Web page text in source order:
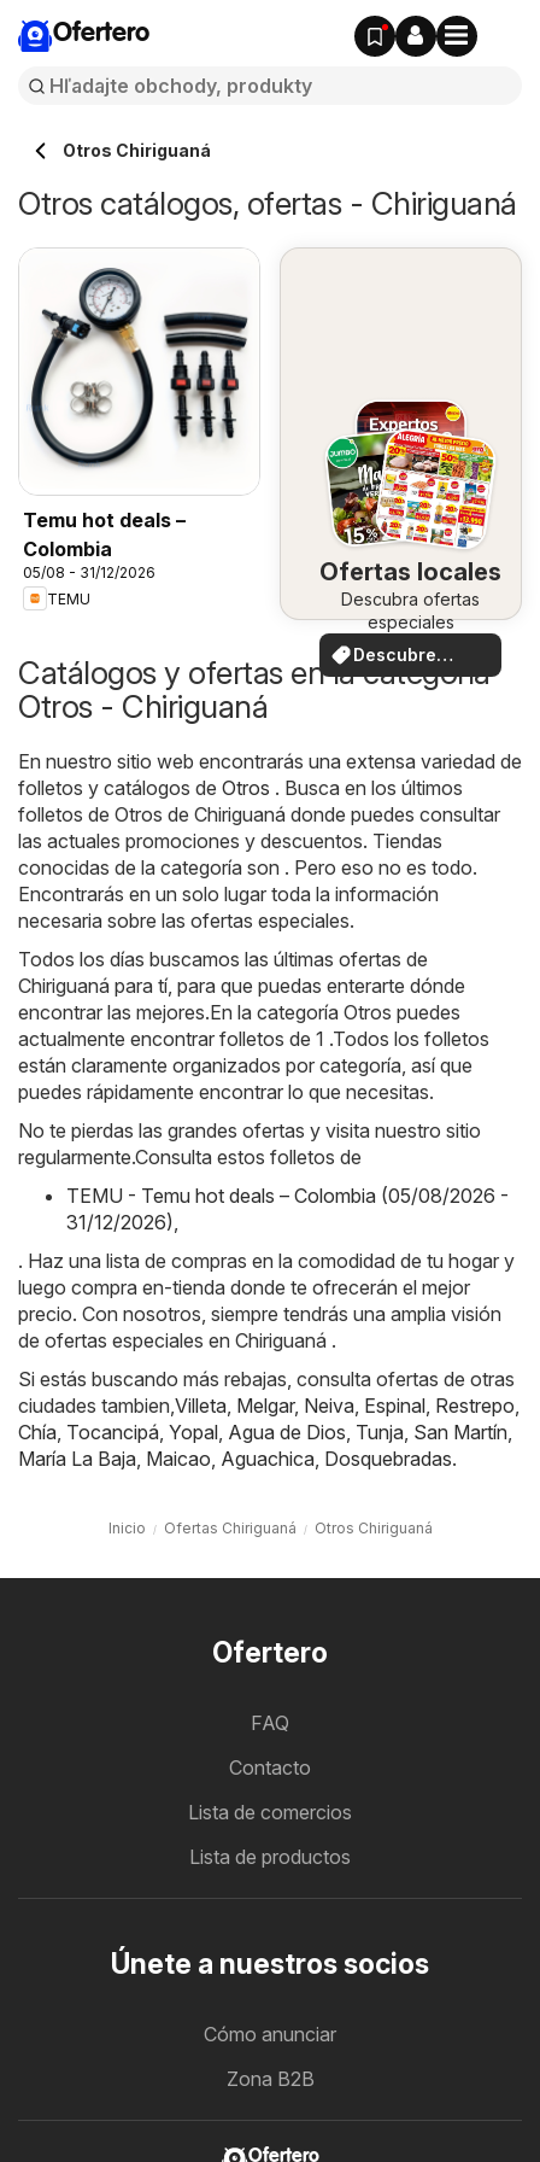
Ofertero
Otros Chiriguaná
Otros catálogos, ofertas - Chiriguaná
Temu hot deals –
Colombia
05/08 - 31/12/2026
TEMU
Ofertas locales
Descubra ofertas
especiales
Descubre
ofertas
Catálogos y ofertas en la categoría
Otros - Chiriguaná
En nuestro sitio web encontrarás una extensa variedad de
folletos y catálogos de Otros . Busca en los últimos
folletos de Otros de Chiriguaná donde puedes consultar
las actuales promociones y descuentos. Tiendas
conocidas de la categoría son . Pero eso no es todo.
Encontrarás en un solo lugar toda la información
necesaria sobre las ofertas especiales.
Todos los días buscamos las últimas ofertas de
Chiriguaná para tí, para que puedas enterarte dónde
encontrar las mejores.En la categoría Otros puedes
actualmente encontrar folletos de 1 .Todos los folletos
están claramente organizados por categoría, así que
puedes rápidamente encontrar lo que necesitas.
No te pierdas las grandes ofertas y visita nuestro sitio
regularmente.Consulta estos folletos de
TEMU - Temu hot deals – Colombia (05/08/2026 -
31/12/2026),
. Haz una lista de compras en la comodidad de tu hogar y
luego compra en-tienda donde te ofrecerán el mejor
precio. Con nosotros, siempre tendrás una amplia visión
de ofertas especiales en Chiriguaná .
Si estás buscando más rebajas, consulta ofertas de otras
ciudades tambien,Villeta, Melgar, Neiva, Espinal, Restrepo,
Chía, Tocancipá, Yopal, Agua de Dios, Tunja, San Martín,
María La Baja, Maicao, Aguachica, Dosquebradas.
Inicio Ofertas Chiriguaná Otros Chiriguaná
Ofertero
FAQ
Contacto
Lista de comercios
Lista de productos
Únete a nuestros socios
Cómo anunciar
Zona B2B
Ofertero